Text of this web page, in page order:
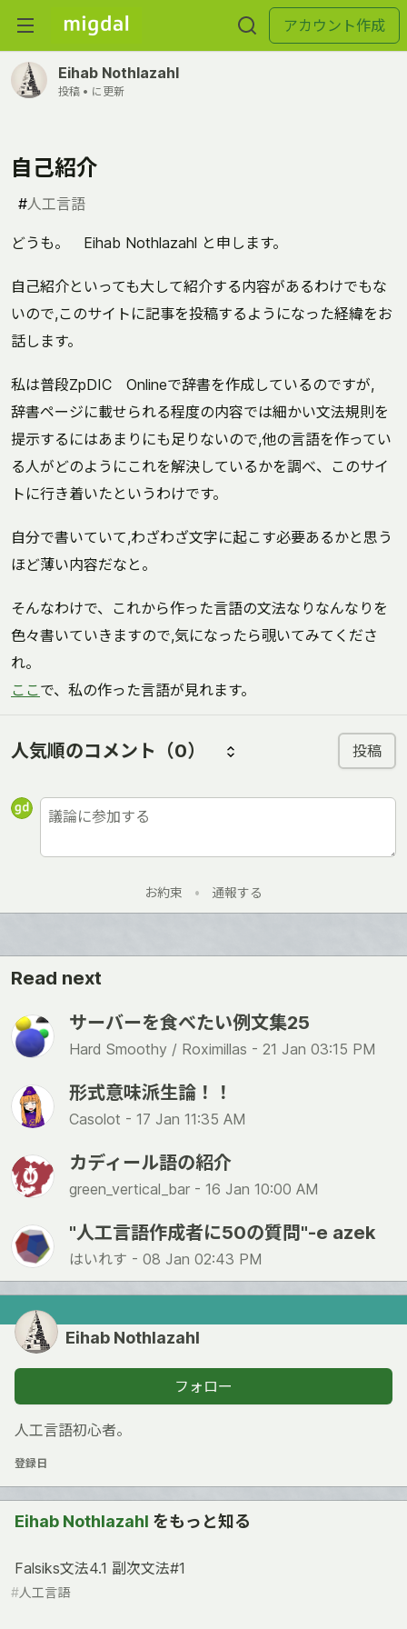
アカウント作成
Eihab Nothlazahl
投稿 • に更新
自己紹介
#人工言語
どうも。 Eihab Nothlazahl と申します。
自己紹介といっても大して紹介する内容があるわけでもな
いので,このサイトに記事を投稿するようになった経緯をお
話します。
私は普段ZpDIC Onlineで辞書を作成しているのですが,
辞書ページに載せられる程度の内容では細かい文法規則を
提示するにはあまりにも足りないので,他の言語を作ってい
る人がどのようにこれを解決しているかを調べ、このサイ
トに行き着いたというわけです。
自分で書いていて,わざわざ文字に起こす必要あるかと思う
ほど薄い内容だなと。
そんなわけで、これから作った言語の文法なりなんなりを
色々書いていきますので,気になったら覗いてみてくださ
れ。
ここで、私の作った言語が見れます。
人気順のコメント （0） 投稿
お約束 • 通報する
Read next
サーバーを食べたい例文集25
Hard Smoothy / Roximillas - 21 Jan 03:15 PM
形式意味派生論！！
Casolot - 17 Jan 11:35 AM
カディール語の紹介
green_vertical_bar - 16 Jan 10:00 AM
"人工言語作成者に50の質問"-e azek
はいれす - 08 Jan 02:43 PM
Eihab Nothlazahl
フォロー
人工言語初心者。
登録日
Eihab Nothlazahl をもっと知る
Falsiks文法4.1 副次文法#1
#人工言語